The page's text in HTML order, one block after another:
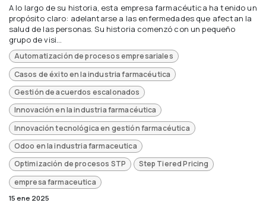
A lo largo de su historia, esta empresa farmacéutica ha tenido un
propósito claro: adelantarse a las enfermedades que afectan la
salud de las personas. Su historia comenzó con un pequeño
grupo de visi...
Automatización de procesos empresariales
Casos de éxito en la industria farmacéutica
Gestión de acuerdos escalonados
Innovación en la industria farmacéutica
Innovación tecnológica en gestión farmacéutica
Odoo en la industria farmaceutica
Optimización de procesos STP
Step Tiered Pricing
empresa farmaceutica
15 ene 2025